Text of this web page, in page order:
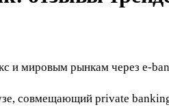
и мировым рынкам через e-
совмещающий private